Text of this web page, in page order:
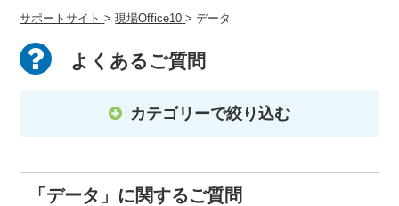
サポートサイト >現場Office10 >データ
よくあるご質問
カテゴリーで絞り込む
「データ」に関するご質問